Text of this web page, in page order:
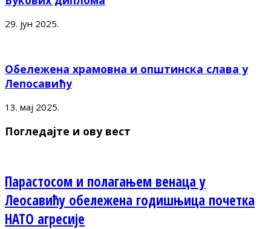
29. јун 2025.
Обележена храмовна и општинска слава у
Лепосавићу
13. мај 2025.
Погледајте и ову вест
Парастосом и полагањем венаца у
Леосавићу обележена годишњица почетка
НАТО агресије